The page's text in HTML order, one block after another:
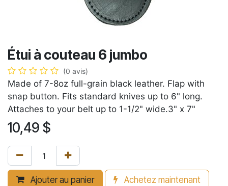
Étui à couteau 6 jumbo
(0 avis)
Made of 7-8oz full-grain black leather. Flap with
snap button. Fits standard knives up to 6" long.
Attaches to your belt up to 1-1/2" wide.3" x 7"
10,49 $
Ajouter au panier Achetez maintenant